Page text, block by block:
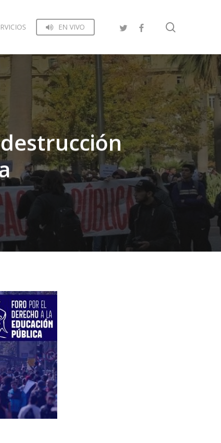
EN VIVO